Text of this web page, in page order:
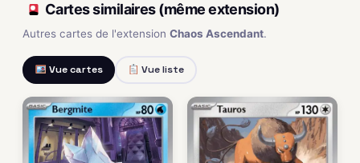
Cartes similaires (même extension)
Autres cartes de l'extension Chaos Ascendant.
Vue cartes Vue liste